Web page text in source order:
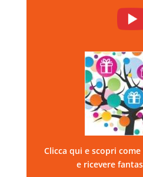
Clicca qui e scopri
e ricevere